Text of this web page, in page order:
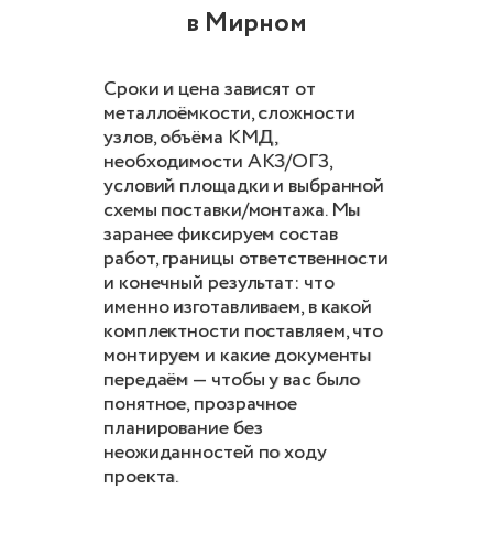
в Мирном
Сроки и цена зависят от
металлоёмкости, сложности
узлов, объёма КМД,
необходимости АКЗ/ОГЗ,
условий площадки и выбранной
схемы поставки/монтажа. Мы
заранее фиксируем состав
работ, границы ответственности
и конечный результат: что
именно изготавливаем, в какой
комплектности поставляем, что
монтируем и какие документы
передаём — чтобы у вас было
понятное, прозрачное
планирование без
неожиданностей по ходу
проекта.